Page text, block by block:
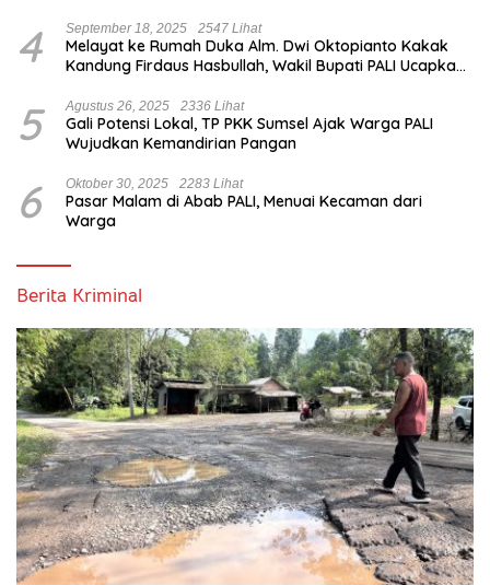
4 September 18, 2025 2547 Lihat
Melayat ke Rumah Duka Alm. Dwi Oktopianto Kakak
Kandung Firdaus Hasbullah, Wakil Bupati PALI Ucapkan
5 Agustus 26, 2025 2336 Lihat
Gali Potensi Lokal, TP PKK Sumsel Ajak Warga PALI
Wujudkan Kemandirian Pangan
6 Oktober 30, 2025 2283 Lihat
Pasar Malam di Abab PALI, Menuai Kecaman dari
Warga
Berita Kriminal